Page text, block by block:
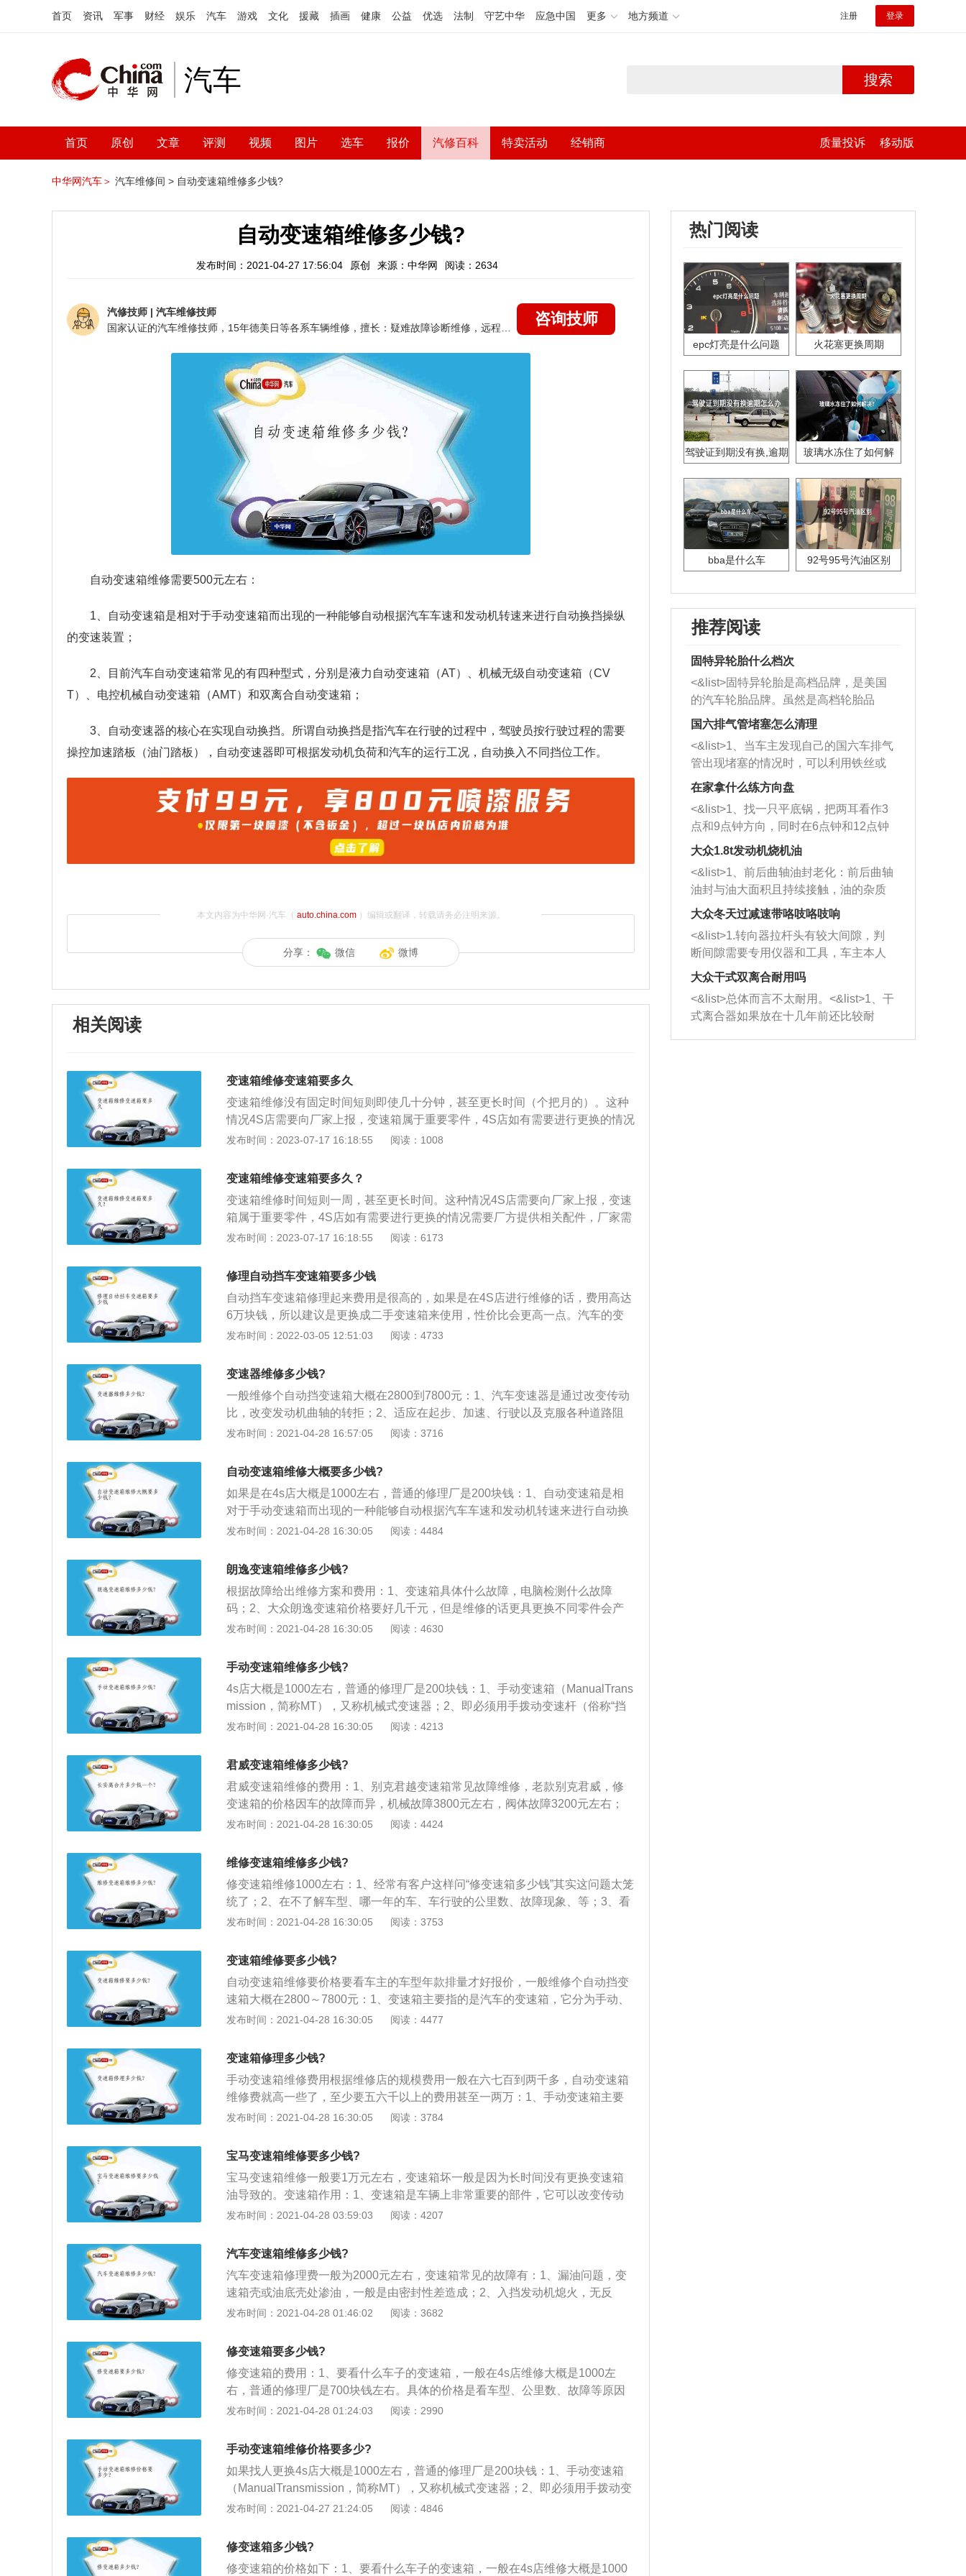
首页 资讯 军事 财经 娱乐 汽车 游戏 文化 援藏 插画 健康 公益 优选 法制 守艺中华 应急中国 更多 地方频道 注册 登录
汽车 搜索
首页 原创 文章 评测 视频 图片 选车 报价 汽修百科 特卖活动 经销商 质量投诉 移动版
中华网汽车＞ 汽车维修间 > 自动变速箱维修多少钱?
自动变速箱维修多少钱?
发布时间：2021-04-27 17:56:04 原创 来源：中华网 阅读：2634
汽修技师 | 汽车维修技师
咨询技师
自动变速箱维修需要500元左右：
1、自动变速箱是相对于手动变速箱而出现的一种能够自动根据汽车车速和发动机转速来进行自动换挡操纵
的变速装置；
2、目前汽车自动变速箱常见的有四种型式，分别是液力自动变速箱（AT）、机械无级自动变速箱（CV
T）、电控机械自动变速箱（AMT）和双离合自动变速箱；
3、自动变速器的核心在实现自动换挡。所谓自动换挡是指汽车在行驶的过程中，驾驶员按行驶过程的需要
操控加速踏板（油门踏板），自动变速器即可根据发动机负荷和汽车的运行工况，自动换入不同挡位工作。
本文内容为中华网·汽车（ auto.china.com）编辑或翻译，转载请务必注明来源。
分享： 微信 微博
相关阅读
变速箱维修变速箱要多久
变速箱维修没有固定时间短则即使几十分钟，甚至更长时间（个把月的）。这种
情况4S店需要向厂家上报，变速箱属于重要零件，4S店如有需要进行更换的情况
需要厂方提供相关配件，厂家需要一个甄别的过程，一般来说时间不固定。扩展
要由齿轮和轴组成，通过不同的齿轮组合产生变速变矩；而自动变速箱AT是由液
力变扭器、行星齿轮、液压变距系统和液压操纵系统组成。通过液力传递和齿轮
组合的方式来达到变速变矩。
发布时间：2023-07-17 16:18:55 阅读：1008
变速箱维修变速箱要多久？
变速箱维修时间短则一周，甚至更长时间。这种情况4S店需要向厂家上报，变速
箱属于重要零件，4S店如有需要进行更换的情况需要厂方提供相关配件，厂家需
要一个甄别的过程，一般来说时间不固定。扩展信息：变速箱主要指的是汽车的
齿轮组合产生变速变矩；而自动变速箱AT是由液力变扭器、行星齿轮、液压变距
系统和液压操纵系统组成。通过液力传递和齿轮组合的方式来达到变速变矩。
发布时间：2023-07-17 16:18:55 阅读：6173
修理自动挡车变速箱要多少钱
自动挡车变速箱修理起来费用是很高的，如果是在4S店进行维修的话，费用高达
6万块钱，所以建议是更换成二手变速箱来使用，性价比会更高一点。汽车的变
速箱跟发动机是汽车的超大件，成本占据全车的40-50%，通常是不会有大的故
速箱的维修费用分为工时费以及材料费，工时费值得是拆装工时费以及维修工时
费，而材料费则在是变速箱内部材料跟变速箱油的费用。其中维修成本影响比较
大的就适合变速箱内部材料费，若是搜所用配件比较稀有的情况，维修费用就会
大幅度上升。
发布时间：2022-03-05 12:51:03 阅读：4733
变速器维修多少钱?
一般维修个自动挡变速箱大概在2800到7800元：1、汽车变速器是通过改变传动
比，改变发动机曲轴的转拒；2、适应在起步、加速、行驶以及克服各种道路阻
碍等不同行驶条件下对驱动车轮牵引力及车速不同要求的需要；3、利用变速器
发布时间：2021-04-28 16:57:05 阅读：3716
自动变速箱维修大概要多少钱?
如果是在4s店大概是1000左右，普通的修理厂是200块钱：1、自动变速箱是相
对于手动变速箱而出现的一种能够自动根据汽车车速和发动机转速来进行自动换
挡操纵的变速装置；2、目前汽车自动变速箱常见的有四种型式，分别是液力自
和双离合自动变速箱；3、自动变速器的核心在实现自动换挡。所谓自动换挡是
指汽车在行驶的过程中，驾驶员按行驶过程的需要操控加速踏板（油门踏板），
自动变速器即可根据发动机负荷和汽车的运行工况，自动换入不同挡位工作；
发布时间：2021-04-28 16:30:05 阅读：4484
朗逸变速箱维修多少钱?
根据故障给出维修方案和费用：1、变速箱具体什么故障，电脑检测什么故障
码；2、大众朗逸变速箱价格要好几千元，但是维修的话更具更换不同零件会产
生不一样的价格；3、光油封的话是600元人民币，如果需要换油底壳，滤网的话
发布时间：2021-04-28 16:30:05 阅读：4630
手动变速箱维修多少钱?
4s店大概是1000左右，普通的修理厂是200块钱：1、手动变速箱（ManualTrans
mission，简称MT），又称机械式变速器；2、即必须用手拨动变速杆（俗称“挡
把”）才能改变变速器内的齿轮啮合位置，改变传动比，从而达到变速的目的；
速，其次，发动机最大功率及最大扭矩在一定的转速区出现；
发布时间：2021-04-28 16:30:05 阅读：4213
君威变速箱维修多少钱?
君威变速箱维修的费用：1、别克君越变速箱常见故障维修，老款别克君威，修
变速箱的价格因车的故障而异，机械故障3800元左右，阀体故障3200元左右；
2、先需要了解变速箱具体故障，电脑检测是什么故障码；3、根据故障给出维修
发布时间：2021-04-28 16:30:05 阅读：4424
维修变速箱维修多少钱?
修变速箱维修1000左右：1、经常有客户这样问“修变速箱多少钱”其实这问题太笼
统了；2、在不了解车型、哪一年的车、车行驶的公里数、故障现象、等；3、看
什么车子的变速箱便宜的5000块贵的10W的也有。如果找人更换4s店大概是100
发布时间：2021-04-28 16:30:05 阅读：3753
变速箱维修要多少钱?
自动变速箱维修要价格要看车主的车型年款排量才好报价，一般维修个自动挡变
速箱大概在2800～7800元：1、变速箱主要指的是汽车的变速箱，它分为手动、
自动两种，手动变速箱主要由齿轮和轴组成；2、通过不同的齿轮组合产生变速
统组成；3、通过液力传递和齿轮组合的方式来达到变速变矩；
发布时间：2021-04-28 16:30:05 阅读：4477
变速箱修理多少钱?
手动变速箱维修费用根据维修店的规模费用一般在六七百到两千多，自动变速箱
维修费就高一些了，至少要五六千以上的费用甚至一两万：1、手动变速箱主要
由齿轮和轴组成，通过不同的齿轮组合产生变速变矩；而自动变速箱AT是由液力
变速变矩；2、其中液力变扭器是AT最具特点的部件，它由泵轮、涡轮和导轮等
构件组成，直接输入发动机动力传递扭矩和离合作用。泵轮和涡轮是一对工作组
合，它们就好似相对放置的两台风扇，一台主动风扇吹出的风力会带动另一台被
动风扇的叶片旋转，流动的空气——风力成了动能传递的媒介；3、如果用液体
代替空气成为传递动能的媒介，泵轮就会通过液体带动涡轮旋转，再在泵轮和涡
大且效率偏低；
发布时间：2021-04-28 16:30:05 阅读：3784
宝马变速箱维修要多少钱?
宝马变速箱维修一般要1万元左右，变速箱坏一般是因为长时间没有更换变速箱
油导致的。变速箱作用：1、变速箱是车辆上非常重要的部件，它可以改变传动
比，扩大驱动轮转矩和转速的作用。随着现代科技的发展，变速箱也有了升级，
方便；2、目前工程机械上广泛采用柴油机，其转矩与转速变化范围小，不能满
足车辆在各种工况下对牵引力和行驶速度的要求，需采用变速箱来解决这种矛
盾。变速箱性能的优劣是衡量工程机械动力性、经济性及驾驶性的关键；3、目
前的变速系统主要有：机械传动、液力传动、静液压传动。变速箱有人力换挡和
动力换挡，结构有定轴式和行星式。
发布时间：2021-04-28 03:59:03 阅读：4207
汽车变速箱维修多少钱?
汽车变速箱修理费一般为2000元左右，变速箱常见的故障有：1、漏油问题，变
速箱壳或油底壳处渗油，一般是由密封性差造成；2、入挡发动机熄火，无反
应，任何自动变速箱入挡都有一定的冲击感，如果感觉不到，就表示内部故障，
行驶过程中车辆换挡冲击、发冲，也是自动变速箱常见的故障现象，这可能是由
于变速箱油太脏，导致阀体卡滞造成的。
发布时间：2021-04-28 01:46:02 阅读：3682
修变速箱要多少钱?
修变速箱的费用：1、要看什么车子的变速箱，一般在4s店维修大概是1000左
右，普通的修理厂是700块钱左右。具体的价格是看车型、公里数、故障等原因
决定的；2、变速箱主要指的是汽车的变速箱，它分为手动、自动两种，手动变
箱AT是由液力变扭器、行星齿轮、液压变距系统和液压操纵系统组成。通过液力
传递和齿轮组合的方式来达到变速变矩。
发布时间：2021-04-28 01:24:03 阅读：2990
手动变速箱维修价格要多少?
如果找人更换4s店大概是1000左右，普通的修理厂是200块钱：1、手动变速箱
（ManualTransmission，简称MT），又称机械式变速器；2、即必须用手拨动变
速杆（俗称“挡把”）才能改变变速器内的齿轮啮合位置，改变传动比，从而达到
有其峰值转速，其次，发动机最大功率及最大扭矩在一定的转速区出现。
发布时间：2021-04-27 21:24:05 阅读：4846
修变速箱多少钱?
修变速箱的价格如下：1、要看什么车子的变速箱，一般在4s店维修大概是1000
热门阅读
epc灯亮是什么问题 火花塞更换周期
驾驶证到期没有换,逾期
玻璃水冻住了如何解
bba是什么车 92号95号汽油区别
推荐阅读
固特异轮胎什么档次
<&list>固特异轮胎是高档品牌，是美国
的汽车轮胎品牌。虽然是高档轮胎品
牌，但是中高低端的轮胎都有生产，这
也是为了更好的开拓市场。
国六排气管堵塞怎么清理
<&list>1、当车主发现自己的国六车排气
管出现堵塞的情况时，可以利用铁丝或
者是细棍，直接将杂物给取出来，如果
堵塞情况比较严重，也可以采取应急措
施。 <&list>2、直接利用木棍将所有的
杂物推到排气管里面的位置处，然后将
三元催化器拆解开，就可以将堵塞的东
西取出来。但如果是因为积碳过多引起
的堵塞，就需要将三元催化器泡在草酸
洗剂对堵塞的情况得到解决，将清洗剂
放在燃油箱中，与燃油混合后，车辆启
动时，就可以和汽油一起进入到燃烧
室，最后形成废气排出，就可以让三元
催化器得到清洗，排气管堵塞的情况就
能够得到解决。
在家拿什么练方向盘
<&list>1、找一只平底锅，把两耳看作3
点和9点钟方向，同时在6点钟和12点钟
方向做一个标记。 <&list>2、双手握住
一圈半的练习，往右同样也要打相同的
圈数。 <&list>3、最后强调要反复练
习，这样就可以形成肌肉记忆，在真实
驾驶车辆时，不需要记忆也能打好方
向。
大众1.8t发动机烧机油
<&list>1、前后曲轴油封老化：前后曲轴
油封与油大面积且持续接触，油的杂质
和发动机内持续温度变化使其密封效果
逐渐减弱，导致渗油或漏油。<&list>2、
活塞间隙过大：积碳会使活塞环与缸体
的间隙扩大，导致机油流入燃烧室中，
造成烧机油。<&list>3、机油粘度。使用
机油粘度过小的话，同样会有烧机油现
象，机油粘度过小具有很好的流动性，
大众冬天过减速带咯吱咯吱响
<&list>1.转向器拉杆头有较大间隙，判
断间隙需要专用仪器和工具，车主本人
无法制作，需要将车辆送到修理厂或4s
店；<&list>2.车辆半轴套管防尘罩破
裂，破裂后会出现漏油现象，使半轴磨
损严重，磨损的半轴容易损坏，产生异
响；<&list>3.稳定器的转向胶套和球头
大众干式双离合耐用吗
<&list>总体而言不太耐用。<&list>1、干
式离合器如果放在十几年前还比较耐